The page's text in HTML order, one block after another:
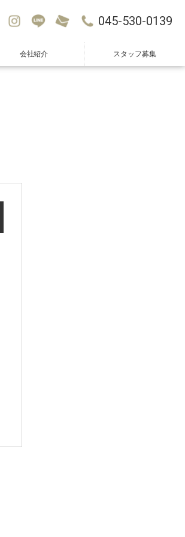
045-530-0139
会社紹介 スタッフ募集